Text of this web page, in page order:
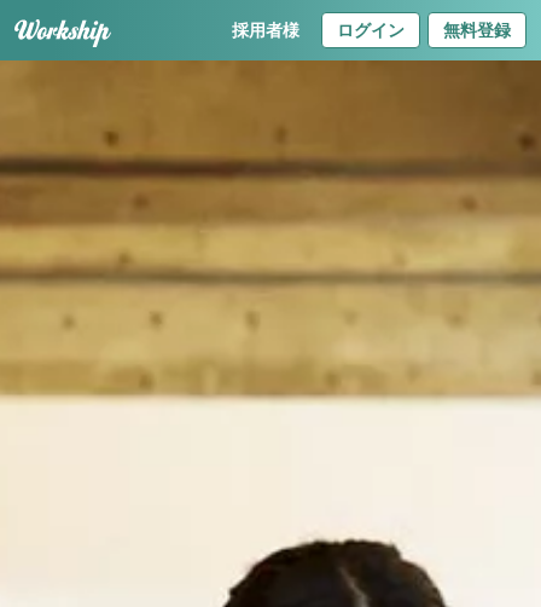
採用者様 ログイン 無料登録